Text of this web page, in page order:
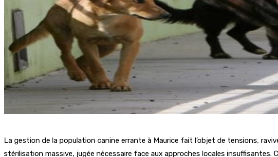
La gestion de la population canine errante à Maurice fait l’objet de tensions,
stérilisation massive, jugée nécessaire face aux approches locales